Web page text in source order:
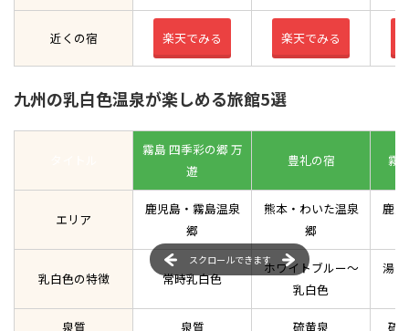
近くの宿 楽天でみる 楽天でみる
九州の乳白色温泉が楽しめる旅館5選
霧島 四季彩の郷 万
遊
豊礼の宿 霧
エリア
鹿児島・霧島温泉
郷
熊本・わいた温泉
郷
鹿
乳白色の特徴 常時乳白色
ホワイトブルー〜
乳白色
湯
泉質 泉質 硫黄泉 硫
スクロールできます